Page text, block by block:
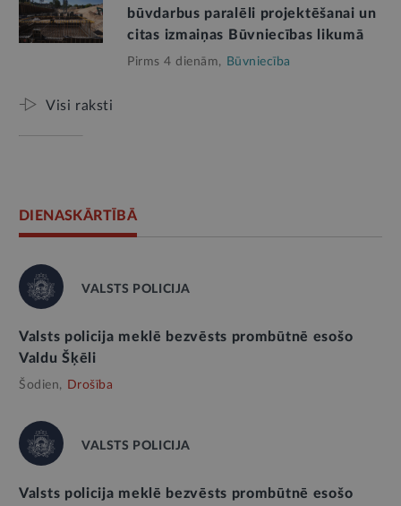
būvdarbus paralēli projektēšanai un
citas izmaiņas Būvniecības likumā
Pirms 4 dienām, Būvniecība
Visi raksti
DIENASKĀRTĪBĀ
VALSTS POLICIJA
Valsts policija meklē bezvēsts prombūtnē esošo
Valdu Šķēli
Šodien, Drošība
VALSTS POLICIJA
Valsts policija meklē bezvēsts prombūtnē esošo